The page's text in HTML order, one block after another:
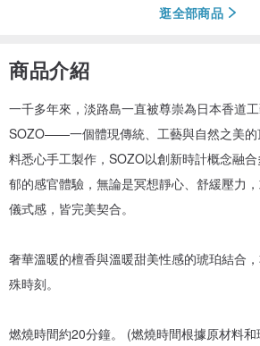
逛全部商品
商品介紹
一千多年來，淡路島一直被尊崇為日本香道工
SOZO——一個體現傳統、工藝與自然之美的
料悉心手工製作，SOZO以創新時計概念融
郁的感官體驗，無論是冥想靜心、舒緩壓力
儀式感，皆完美契合。
奢華溫暖的檀香與溫暖甜美性感的琥珀結合
殊時刻。
燃燒時間約20分鐘。 (燃燒時間根據原材料